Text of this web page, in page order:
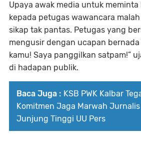
Upaya awak media untuk
kepada petugas wawancara
sikap tak pantas. Petugas yang
mengusir dengan ucapan bernada
kamu! Saya panggilkan satpam!”
di hadapan publik.
Baca Juga : KSB PWK Kalbar
Komitmen Jaga Marwah
Junjung Tinggi UU Pers